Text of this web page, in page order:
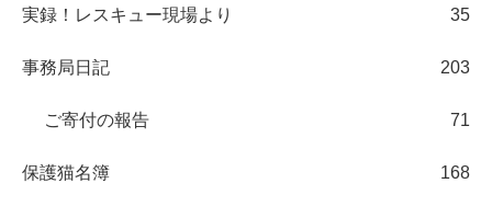
実録！レスキュー現場より 35
事務局日記 203
ご寄付の報告 71
保護猫名簿 168